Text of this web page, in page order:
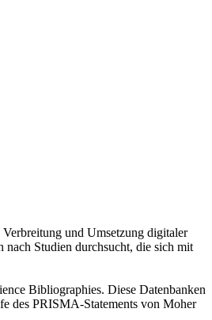
und Umsetzung digitaler
nach Studien durchsucht, die sich mit
Bibliographies. Diese Datenbanken
des PRISMA-Statements von Moher